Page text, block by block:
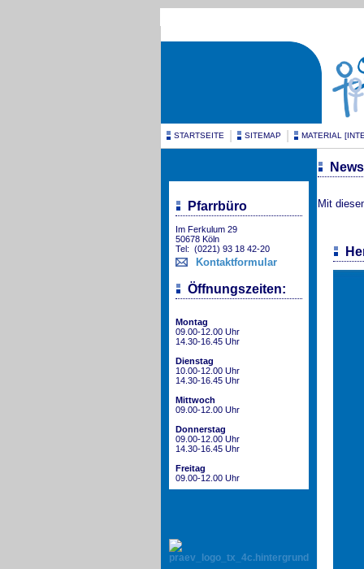
STARTSEITE SITEMAP MATERIAL
Pfarrbüro
Im Ferkulum 29
50678 Köln
Tel: (0221) 93 18 42-20
Kontaktformular
Öffnungszeiten:
Montag
09.00-12.00 Uhr
14.30-16.45 Uhr
Dienstag
10.00-12.00 Uhr
14.30-16.45 Uhr
Mittwoch
09.00-12.00 Uhr
Donnerstag
09.00-12.00 Uhr
14.30-16.45 Uhr
Freitag
09.00-12.00 Uhr
Mit